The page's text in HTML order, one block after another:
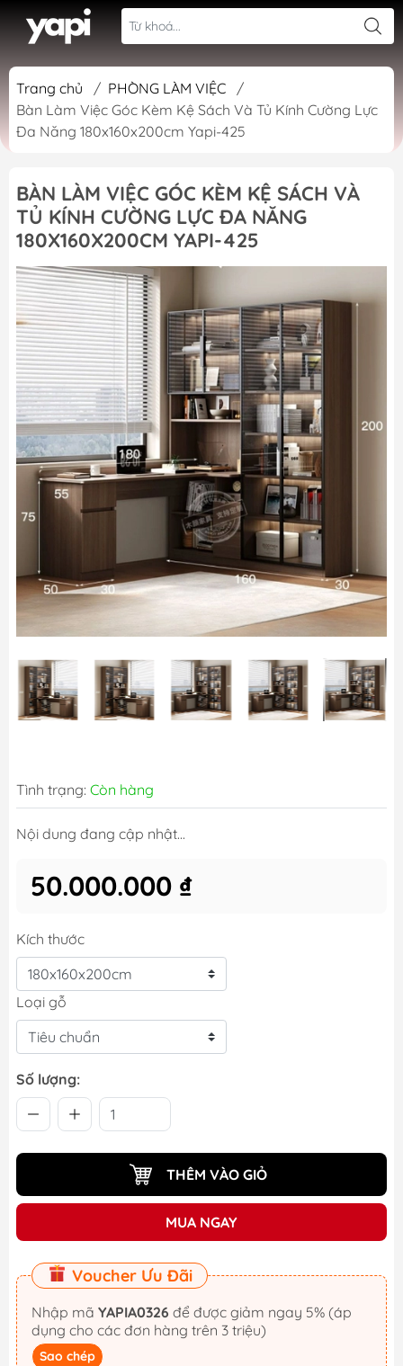
Trang chủ / PHÒNG LÀM VIỆC
/
Bàn Làm Việc Góc Kèm Kệ Sách Và Tủ Kính Cường Lực
Đa Năng 180x160x200cm Yapi-425
BÀN LÀM VIỆC GÓC KÈM KỆ SÁCH VÀ
TỦ KÍNH CƯỜNG LỰC ĐA NĂNG
180X160X200CM YAPI-425
Tình trạng: Còn hàng
Nội dung đang cập nhật...
50.000.000 ₫
Kích thước
Loại gỗ
Số lượng:
THÊM VÀO GIỎ
MUA NGAY
Voucher Ưu Đãi
Nhập mã YAPIA0326
dụng cho các đơn hàng trên 3 triệu)
Sao chép